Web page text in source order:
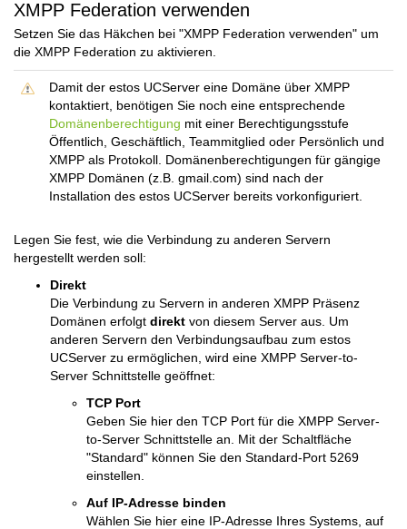
XMPP Federation verwenden
Setzen Sie das Häkchen bei "XMPP Federation verwenden" um
die XMPP Federation zu aktivieren.
Damit der estos UCServer eine Domäne über XMPP
kontaktiert, benötigen Sie noch eine entsprechende
Domänenberechtigung mit einer Berechtigungsstufe
Öffentlich, Geschäftlich, Teammitglied oder Persönlich und
XMPP als Protokoll. Domänenberechtigungen für gängige
XMPP Domänen (z.B. gmail.com) sind nach der
Installation des estos UCServer bereits vorkonfiguriert.
Legen Sie fest, wie die Verbindung zu anderen Servern
hergestellt werden soll:
Direkt
Die Verbindung zu Servern in anderen XMPP Präsenz
Domänen erfolgt direkt von diesem Server aus. Um
anderen Servern den Verbindungsaufbau zum estos
UCServer zu ermöglichen, wird eine XMPP Server-to-
Server Schnittstelle geöffnet:
TCP Port
Geben Sie hier den TCP Port für die XMPP Server-
to-Server Schnittstelle an. Mit der Schaltfläche
"Standard" können Sie den Standard-Port 5269
einstellen.
Auf IP-Adresse binden
Wählen Sie hier eine IP-Adresse Ihres Systems, auf